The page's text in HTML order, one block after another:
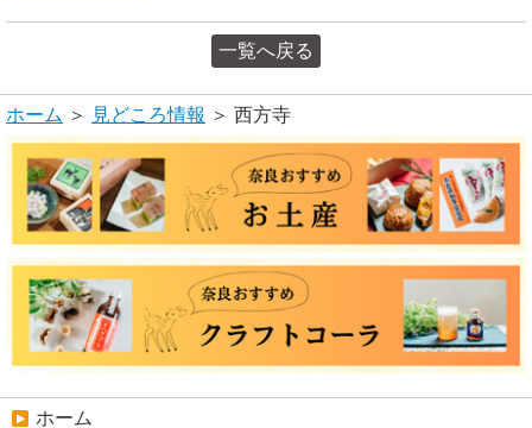
一覧へ戻る
ホーム ＞ 見どころ情報 ＞ 西方寺
ホーム